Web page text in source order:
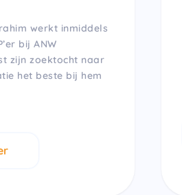
werkt inmiddels
bij ANW
zijn zoektocht naar
het beste bij hem